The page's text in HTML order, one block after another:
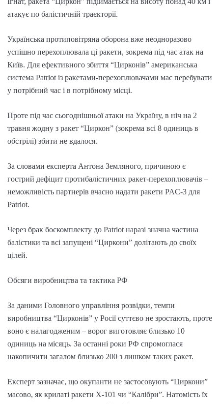
атакує по балістичній траєкторії.
Українська протиповітряна оборона вже неодноразово
успішно перехоплювала ці ракети, зокрема під час атак на
Київ. Для ефективного збиття “Цирконів” американська
система Patriot із ракетами-перехоплювачами має перебувати
у потрібний час і в потрібному місці.
Проте під час сьогоднішньої атаки на Україну, в ніч на 2
травня жодну з ракет “Циркон” (зокрема всі 8 одиниць в
обстрілі) збити не вдалося.
За словами експерта Антона Земляного, причиною є
гострий дефіцит протибалістичних ракет-перехоплювачів –
неможливість партнерів вчасно надати ракети PAC-3 для
Patriot.
Через брак боєкомплекту до Patriot наразі значна частина
балістики та всі запущені “Циркони” долітають до своїх
цілей.
Обсяги виробництва та тактика РФ
За даними Головного управління розвідки, темпи
виробництва “Цирконів” у Росії суттєво не зростають, проте
воно є налагодженим – ворог виготовляє близько 10
одиниць на місяць. За останні роки РФ спромоглася
накопичити загалом близько 200 з лишком таких ракет.
Експерт зазначає, що окупанти не застосовують “Циркони”
масово, як крилаті ракети Х-101 чи “Калібри”. Натомість їх